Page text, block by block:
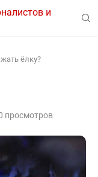
и
ёлку?
просмотров